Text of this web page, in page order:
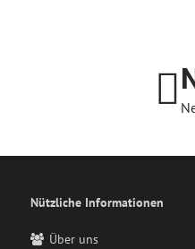
Nützliche Informationen
Über uns